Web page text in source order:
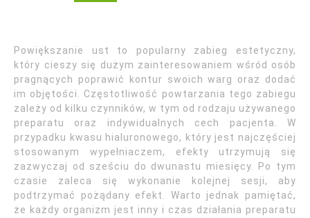
Powiększanie ust to popularny zabieg estetyczny,
który cieszy się dużym zainteresowaniem wśród osób
pragnących poprawić kontur swoich warg oraz dodać
im objętości. Częstotliwość powtarzania tego zabiegu
zależy od kilku czynników, w tym od rodzaju używanego
preparatu oraz indywidualnych cech pacjenta. W
przypadku kwasu hialuronowego, który jest najczęściej
stosowanym wypełniaczem, efekty utrzymują się
zazwyczaj od sześciu do dwunastu miesięcy. Po tym
czasie zaleca się wykonanie kolejnej sesji, aby
podtrzymać pożądany efekt. Warto jednak pamiętać,
że każdy organizm jest inny i czas działania preparatu